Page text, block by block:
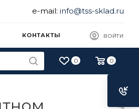
e-mail: info@tss-sklad.ru
КОНТАКТЫ ВОЙТИ
0 0